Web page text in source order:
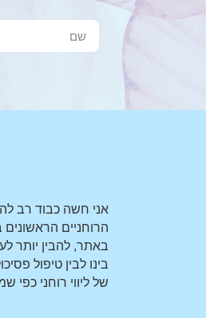
אני חשה כבוד רב
הרוחניים
באתר, להבין יותר
בינו לבין טיפול
של ליווי רוחני כפי